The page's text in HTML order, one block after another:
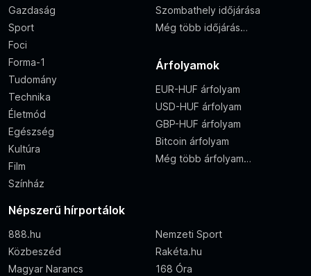
Gazdaság
Sport
Foci
Forma-1
Tudomány
Technika
Életmód
Egészség
Kultúra
Film
Színház
Szombathely időjárása
Még több időjárás…
Árfolyamok
EUR-HUF árfolyam
USD-HUF árfolyam
GBP-HUF árfolyam
Bitcoin árfolyam
Még több árfolyam…
Népszerű hírportálok
888.hu
Nemzeti Sport
Közbeszéd
Rakéta.hu
Magyar Narancs
168 Óra